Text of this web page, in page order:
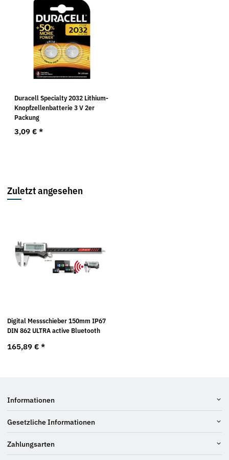
Duracell Specialty 2032 Lithium-
Knopfzellenbatterie 3 V 2er
Packung
3,09 € *
Zuletzt angesehen
Digital Messschieber 150mm IP67
DIN 862 ULTRA active Bluetooth
165,89 € *
Informationen
Gesetzliche Informationen
Zahlungsarten